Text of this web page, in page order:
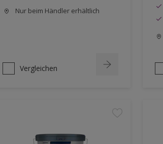
Nur beim Händler erhältlich
Vergleichen